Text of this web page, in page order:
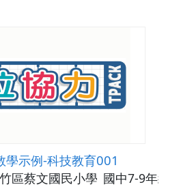
學示例-科技教育001
區蔡文國民小學 國中7-9年級